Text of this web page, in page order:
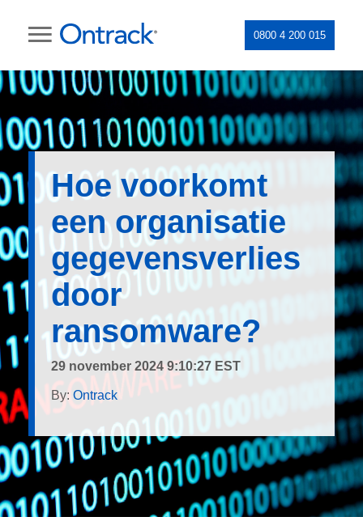
0800 4 200 015
Hoe voorkomt
een organisatie
gegevensverlies
door
ransomware?
29 november 2024 9:10:27 EST
By: Ontrack